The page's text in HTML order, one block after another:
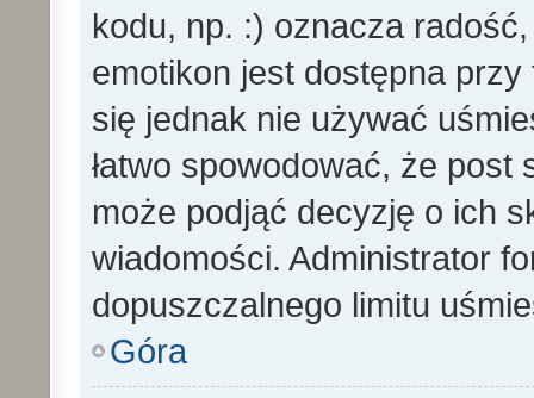
kodu, np. :) oznacza
emotikon jest dostępna
się jednak nie używać
łatwo spowodować, że
może podjąć decyzję o ich
wiadomości. Administrator
dopuszczalnego limitu
Góra